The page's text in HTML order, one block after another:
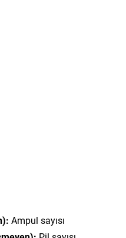
Ampul sayısı